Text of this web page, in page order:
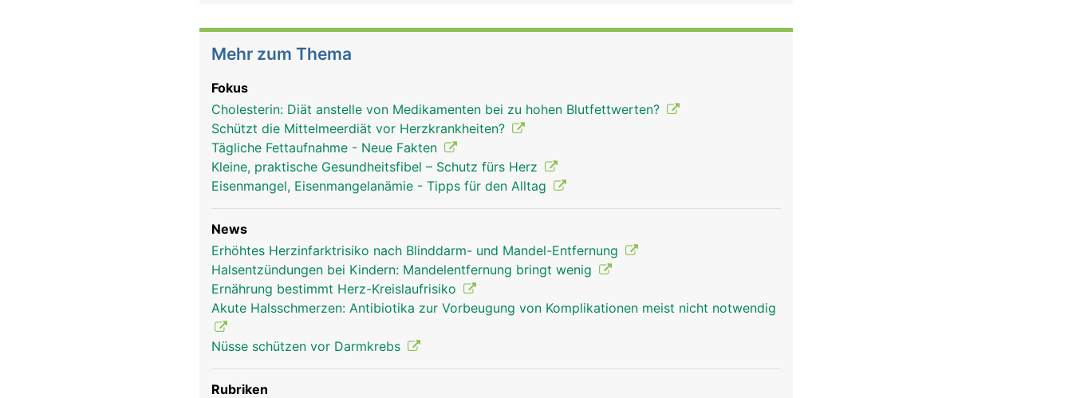
Mehr zum Thema
Fokus
Cholesterin: Diät anstelle von Medikamenten bei zu hohen Blutfettwerten?
Schützt die Mittelmeerdiät vor Herzkrankheiten?
Tägliche Fettaufnahme - Neue Fakten
Kleine, praktische Gesundheitsfibel – Schutz fürs Herz
Eisenmangel, Eisenmangelanämie - Tipps für den Alltag
News
Erhöhtes Herzinfarktrisiko nach Blinddarm- und Mandel-Entfernung
Halsentzündungen bei Kindern: Mandelentfernung bringt wenig
Ernährung bestimmt Herz-Kreislaufrisiko
Akute Halsschmerzen: Antibiotika zur Vorbeugung von Komplikationen meist nicht notwendig
Nüsse schützen vor Darmkrebs
Rubriken